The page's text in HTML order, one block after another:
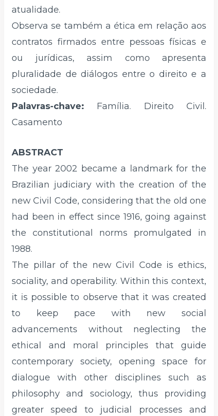
atualidade.
Observa se também a ética em relação aos
contratos firmados entre pessoas físicas e
ou jurídicas, assim como apresenta
pluralidade de diálogos entre o direito e a
sociedade.
Palavras-chave: Família. Direito Civil.
Casamento
ABSTRACT
The year 2002 became a landmark for the
Brazilian judiciary with the creation of the
new Civil Code, considering that the old one
had been in effect since 1916, going against
the constitutional norms promulgated in
1988.
The pillar of the new Civil Code is ethics,
sociality, and operability. Within this context,
it is possible to observe that it was created
to keep pace with new social
advancements without neglecting the
ethical and moral principles that guide
contemporary society, opening space for
dialogue with other disciplines such as
philosophy and sociology, thus providing
greater speed to judicial processes and